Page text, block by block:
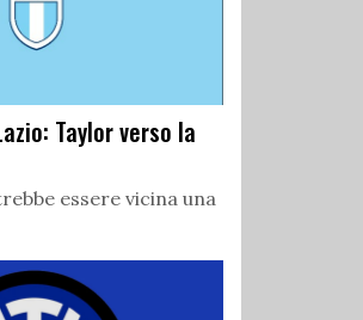
Taylor verso la
essere vicina una